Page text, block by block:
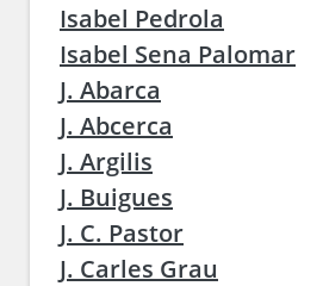
Isabel Pedrola
Isabel Sena Palomar
J. Abarca
J. Abcerca
J. Argilis
J. Buigues
J. C. Pastor
J. Carles Grau